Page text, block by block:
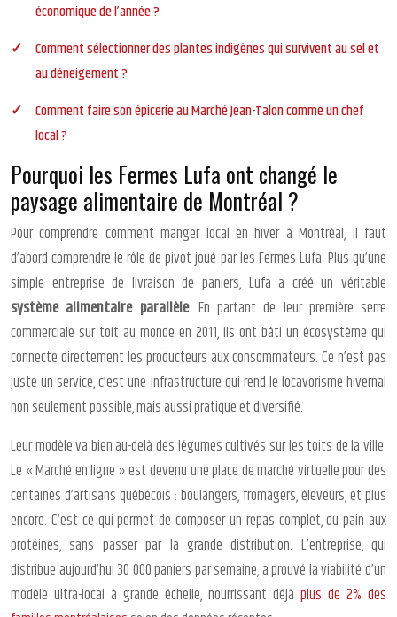
économique de l’année ?
Comment sélectionner des plantes indigènes qui survivent au sel et
au déneigement ?
Comment faire son épicerie au Marché Jean-Talon comme un chef
local ?
Pourquoi les Fermes Lufa ont changé le
paysage alimentaire de Montréal ?
Pour comprendre comment manger local en hiver à Montréal, il faut
d’abord comprendre le rôle de pivot joué par les Fermes Lufa. Plus qu’une
simple entreprise de livraison de paniers, Lufa a créé un véritable
système alimentaire parallèle. En partant de leur première serre
commerciale sur toit au monde en 2011, ils ont bâti un écosystème qui
connecte directement les producteurs aux consommateurs. Ce n’est pas
juste un service, c’est une infrastructure qui rend le locavorisme hivernal
non seulement possible, mais aussi pratique et diversifié.
Leur modèle va bien au-delà des légumes cultivés sur les toits de la ville.
Le « Marché en ligne » est devenu une place de marché virtuelle pour des
centaines d’artisans québécois : boulangers, fromagers, éleveurs, et plus
encore. C’est ce qui permet de composer un repas complet, du pain aux
protéines, sans passer par la grande distribution. L’entreprise, qui
distribue aujourd’hui 30 000 paniers par semaine, a prouvé la viabilité d’un
modèle ultra-local à grande échelle, nourrissant déjà plus de 2% des